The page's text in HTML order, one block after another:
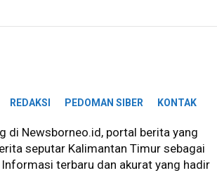
REDAKSI PEDOMAN SIBER KONTAK
di Newsborneo.id, portal berita yang
seputar Kalimantan Timur sebagai
terbaru dan akurat yang hadir